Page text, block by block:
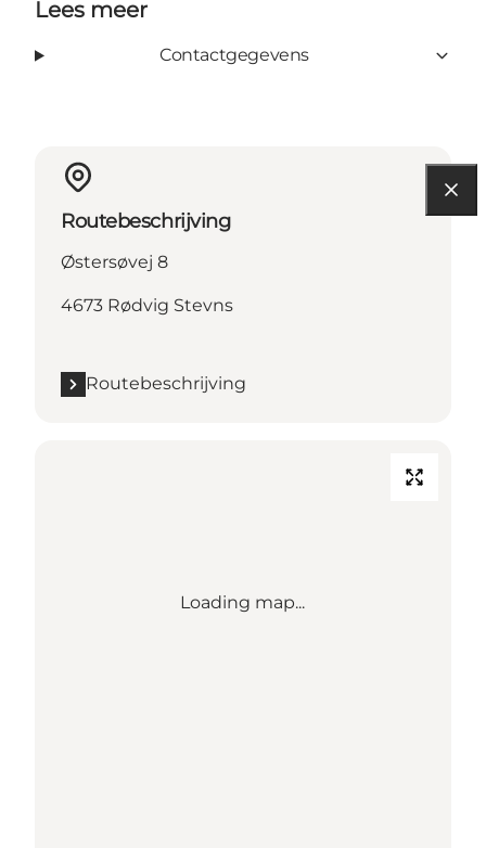
Lees meer
Contactgegevens
Routebeschrijving
Østersøvej 8
4673 Rødvig Stevns
Routebeschrijving
Loading map...